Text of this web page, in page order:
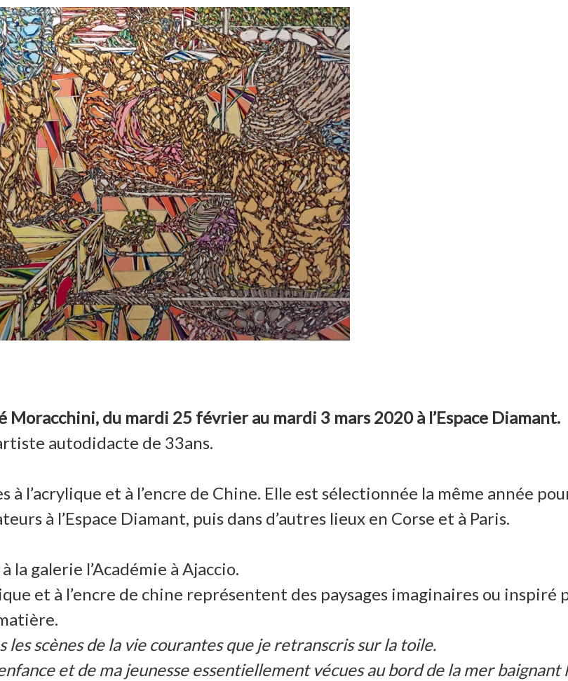
Moracchini, du mardi 25 février au mardi 3 mars 2020 à l’Espace Diamant.
autodidacte de 33ans.
l’acrylique et à l’encre de Chine. Elle est sélectionnée la même année
à l’Espace Diamant, puis dans d’autres lieux en Corse et à Paris.
galerie l’Académie à Ajaccio.
et à l’encre de chine représentent des paysages imaginaires ou inspiré
scènes de la vie courantes que je retranscris sur la toile.
et de ma jeunesse essentiellement vécues au bord de la mer baignant